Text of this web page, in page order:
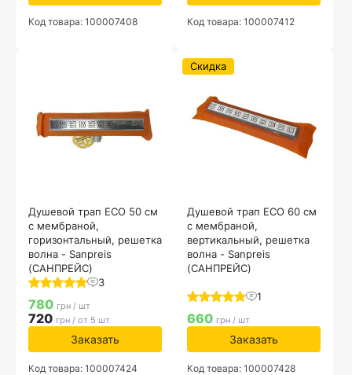
Код товара: 100007408 Код товара: 100007412
Душевой трап ECO 50 см
с мембраной,
горизонтальный, решетка
волна - Sanpreis
(САНПРЕЙС)
3
780 грн / шт
720 грн / от 5 шт
Заказать
Код товара: 100007424
Душевой трап ECO 60 см
с мембраной,
вертикальный, решетка
волна - Sanpreis
(САНПРЕЙС)
1
Скидка
660 грн / шт
Заказать
Код товара: 100007428